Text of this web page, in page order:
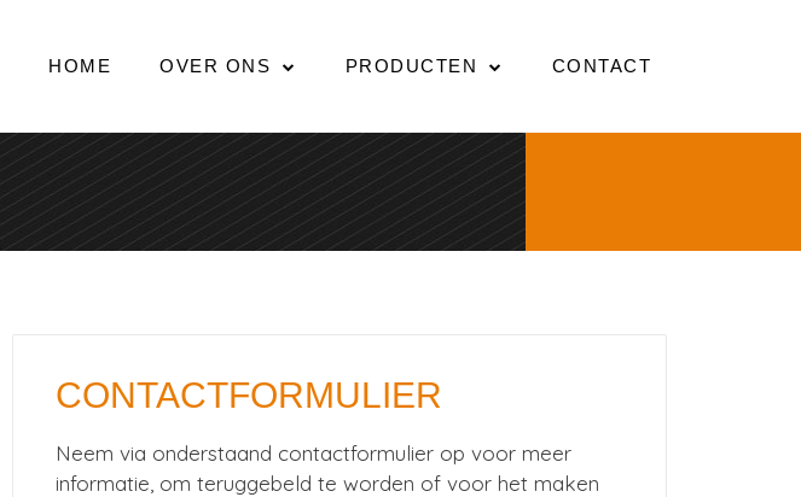
HOME OVER ONS PRODUCTEN CONTACT
CONTACTFORMULIER
Neem via onderstaand contactformulier op voor meer
informatie, om teruggebeld te worden of voor het maken